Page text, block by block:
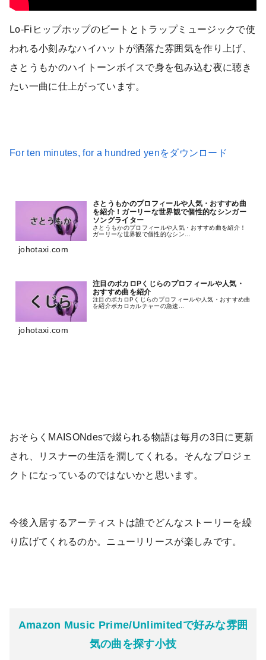
Lo-Fiヒップホップのビートとトラップミュージックで使
われる小刻みなハイハットが洒落た雰囲気を作り上げ、
さとうもかのハイトーンボイスで身を包み込む夜に聴き
たい一曲に仕上がっています。
For ten minutes, for a hundred yenをダウンロード
さとうもかのプロフィールや人気・おすすめ曲
を紹介！ガーリーな世界観で個性的なシンガー
ソングライター
さとうもかのプロフィールや人気・おすすめ曲を紹介！
ガーリーな世界観で個性的なシン...
johotaxi.com
注目のボカロPくじらのプロフィールや人気・
おすすめ曲を紹介
注目のボカロPくじらのプロフィールや人気・おすすめ曲
を紹介ボカロカルチャーの急速...
johotaxi.com
おそらくMAISONdesで綴られる物語は毎月の3日に更新
され、リスナーの生活を潤してくれる。そんなプロジェ
クトになっているのではないかと思います。
今後入居するアーティストは誰でどんなストーリーを繰
り広げてくれるのか。ニューリリースが楽しみです。
Amazon Music Prime/Unlimitedで好みな雰囲
気の曲を探す小技